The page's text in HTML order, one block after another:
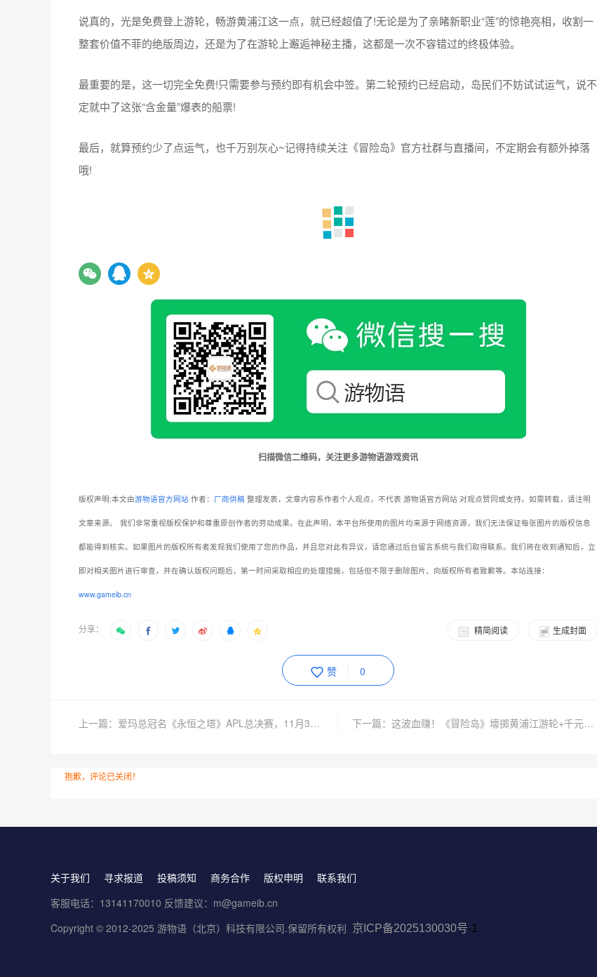
说真的，光是免费登上游轮，畅游黄浦江这一点，就已经超值了!无论是为了亲睹新职业“莲”的惊艳亮相，收割一
整套价值不菲的绝版周边，还是为了在游轮上邂逅神秘主播，这都是一次不容错过的终极体验。
最重要的是，这一切完全免费!只需要参与预约即有机会中签。第二轮预约已经启动，岛民们不妨试试运气，说不
定就中了这张“含金量”爆表的船票!
最后，就算预约少了点运气，也千万别灰心~记得持续关注《冒险岛》官方社群与直播间，不定期会有额外掉落
哦!
扫描微信二维码，关注更多游物语游戏资讯
版权声明:本文由游物语官方网站 作者： 厂商供稿 整理发表，文章内容系作者个人观点，不代表 游物语官方网站 对观点赞同或支持。如需转载，请注明
文章来源。 我们非常重视版权保护和尊重原创作者的劳动成果。在此声明，本平台所使用的图片均来源于网络资源，我们无法保证每张图片的版权信息
都能得到核实。如果图片的版权所有者发现我们使用了您的作品，并且您对此有异议，请您通过后台留言系统与我们取得联系。我们将在收到通知后，立
即对相关图片进行审查，并在确认版权问题后，第一时间采取相应的处理措施，包括但不限于删除图片、向版权所有者致歉等。本站连接：
www.gameib.cn
分享： 生成封面
精简阅读
赞 0
上一篇：爱玛总冠名《永恒之塔》APL总决赛，11月30日上演巅峰电竞盛宴 下一篇：这波血赚！《冒险岛》壕掷黄浦江游轮+千元周边，玩家赢麻了！
抱歉，评论已关闭！
关于我们 寻求报道 投稿须知 商务合作 版权申明
联系我们
客服电话：13141170010 反馈建议：m@gameib.cn
Copyright © 2012-2025 游物语（北京）科技有限公司.保留所有权利 京ICP备2025130030号-1